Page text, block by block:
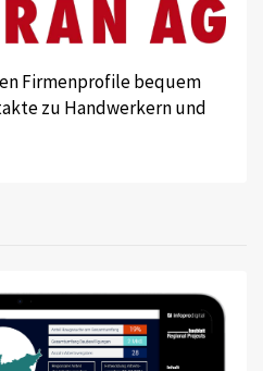
Firmenprofile bequem
zu Handwerkern und